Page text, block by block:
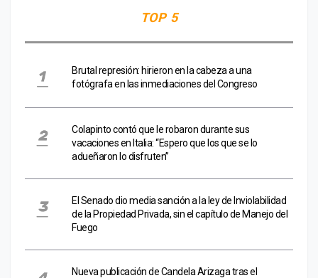
TOP 5
Brutal represión: hirieron en la cabeza a una
fotógrafa en las inmediaciones del Congreso
Colapinto contó que le robaron durante sus
vacaciones en Italia: “Espero que los que se lo
adueñaron lo disfruten”
El Senado dio media sanción a la ley de Inviolabilidad
de la Propiedad Privada, sin el capítulo de Manejo del
Fuego
Nueva publicación de Candela Arizaga tras el